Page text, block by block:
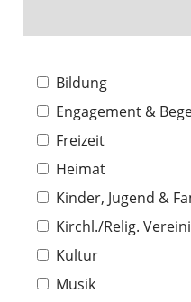
Bildung
Engagement &
Freizeit
Heimat
Kinder, Jugend &
Kirchl./Relig.
Kultur
Musik